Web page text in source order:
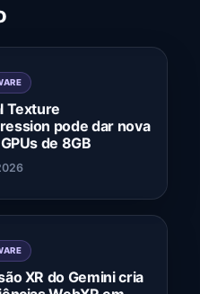
Texture
pode dar nova
de 8GB
XR do Gemini cria